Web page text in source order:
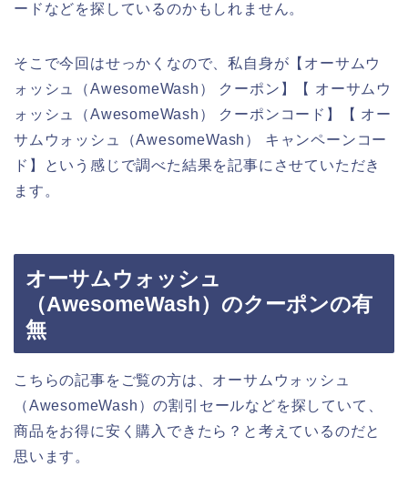
ードなどを探しているのかもしれません。
そこで今回はせっかくなので、私自身が【オーサムウ
ォッシュ（AwesomeWash） クーポン】【 オーサムウ
ォッシュ（AwesomeWash） クーポンコード】【 オー
サムウォッシュ（AwesomeWash） キャンペーンコー
ド】という感じで調べた結果を記事にさせていただき
ます。
オーサムウォッシュ
（AwesomeWash）のクーポンの有
無
こちらの記事をご覧の方は、オーサムウォッシュ
（AwesomeWash）の割引セールなどを探していて、
商品をお得に安く購入できたら？と考えているのだと
思います。